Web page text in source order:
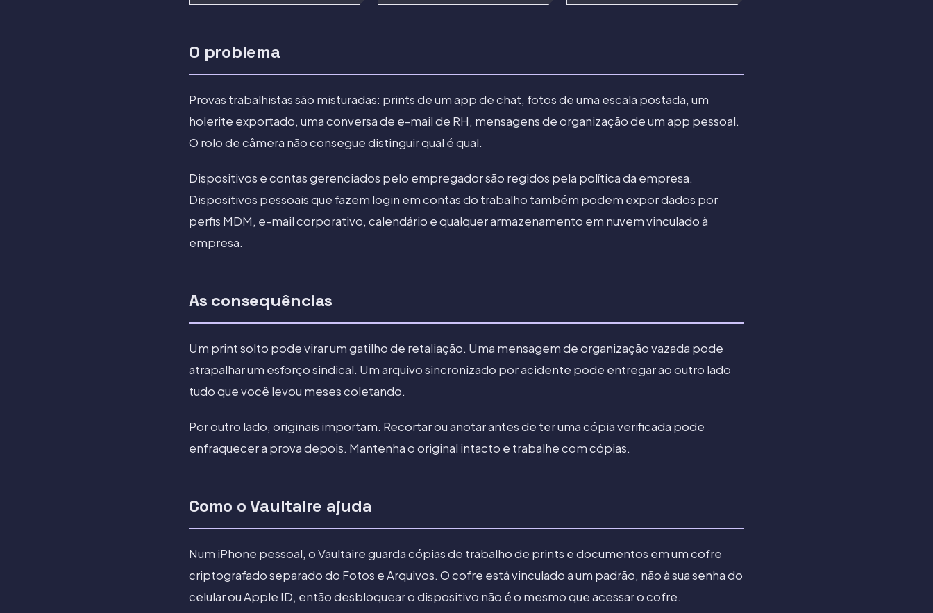
O problema
Provas trabalhistas são misturadas: prints de um app de chat, fotos de uma escala postada, um
holerite exportado, uma conversa de e-mail de RH, mensagens de organização de um app pessoal.
O rolo de câmera não consegue distinguir qual é qual.
Dispositivos e contas gerenciados pelo empregador são regidos pela política da empresa.
Dispositivos pessoais que fazem login em contas do trabalho também podem expor dados por
perfis MDM, e-mail corporativo, calendário e qualquer armazenamento em nuvem vinculado à
empresa.
As consequências
Um print solto pode virar um gatilho de retaliação. Uma mensagem de organização vazada pode
atrapalhar um esforço sindical. Um arquivo sincronizado por acidente pode entregar ao outro lado
tudo que você levou meses coletando.
Por outro lado, originais importam. Recortar ou anotar antes de ter uma cópia verificada pode
enfraquecer a prova depois. Mantenha o original intacto e trabalhe com cópias.
Como o Vaultaire ajuda
Num iPhone pessoal, o Vaultaire guarda cópias de trabalho de prints e documentos em um cofre
criptografado separado do Fotos e Arquivos. O cofre está vinculado a um padrão, não à sua senha do
celular ou Apple ID, então desbloquear o dispositivo não é o mesmo que acessar o cofre.